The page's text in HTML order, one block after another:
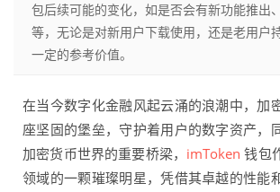
包后续可能的变化，如是否会有新功能推出
等，无论是对新用户下载使用，还是老用户
一定的参考价值。
在当今数字化金融风起云涌的浪潮中，加
座坚固的堡垒，守护着用户的数字资产，
加密货币世界的重要桥梁， imToken 钱包
领域的一颗璀璨明星，凭借其卓越的性能